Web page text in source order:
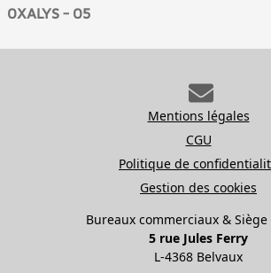
OXALYS - O5
Mentions légales
CGU
Politique de
Gestion des cookies
Bureaux commerciaux & Siège
5 rue Jules Ferry
L-4368 Belvaux